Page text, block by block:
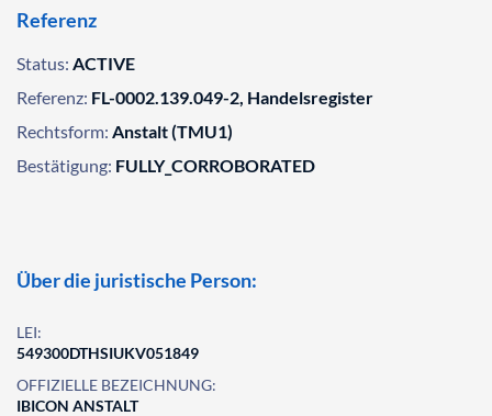
Referenz
Status: ACTIVE
Referenz: FL-0002.139.049-2, Handelsregister
Rechtsform: Anstalt (TMU1)
Bestätigung: FULLY_CORROBORATED
Über die juristische Person:
LEI:
549300DTHSIUKV051849
OFFIZIELLE BEZEICHNUNG:
IBICON ANSTALT